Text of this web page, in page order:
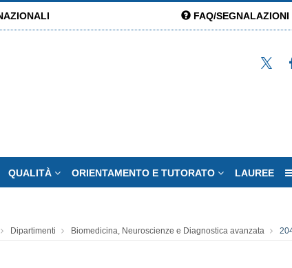
FAQ/SEGNALAZIONI
QUALITÀ ORIENTAMENTO E TUTORATO LAUREE
Dipartimenti Biomedicina, Neuroscienze e Diagnostica avanzata